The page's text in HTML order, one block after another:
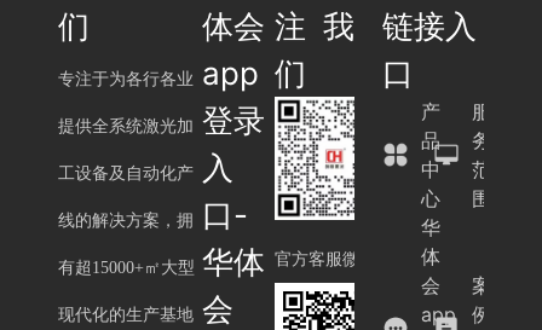
们
专注于为各行各业
提供全系统激光加
工设备及自动化产
线的解决方案，拥
有超15000+㎡大型
现代化的生产基地
体会
app
登录
入
口-
华体
会
注我
们
官方客服微信
链接入
口
产
品
中
心
服
务
范
围
华
体
会
app
案
例